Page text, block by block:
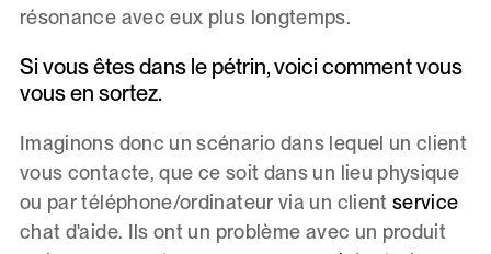
résonance avec eux plus longtemps.
Si vous êtes dans le pétrin, voici comment vous
vous en sortez.
Imaginons donc un scénario dans lequel un client
vous contacte, que ce soit dans un lieu physique
ou par téléphone/ordinateur via un clientservice
chat d'aide. Ils ont un problème avec un produit